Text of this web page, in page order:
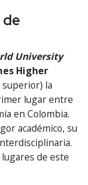
de
University
Higher
superior) la
lugar entre
en Colombia.
académico, su
de este